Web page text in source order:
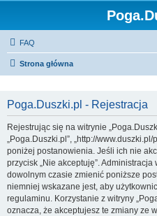
FAQ
Strona główna
Poga.Duszki.pl - Rejestracja
Rejestrując się na witrynie
„Poga.Duszki.pl”, „http://
poniżej postanowienia. Jeśli ich nie
przycisk „Nie akceptuję”.
dowolnym czasie zmienić poniższe
niemniej wskazane jest, aby
regulaminu. Korzystanie z witryny
oznacza, że akceptujesz te zmiany ze